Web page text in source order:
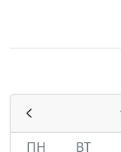
ПН
ВТ